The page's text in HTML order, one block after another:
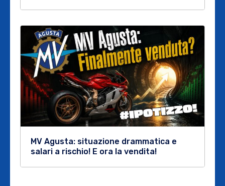
MV Agusta: situazione drammatica e
salari a rischio! E ora la vendita!